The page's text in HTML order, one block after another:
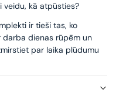
veidu, kā atpūsties?
ir tieši tas, ko
darba dienas rūpēm un
par laika plūdumu